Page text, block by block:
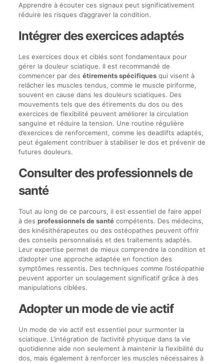
Apprendre à écouter ces signaux peut significativement
réduire les risques d’aggraver la condition.
Intégrer des exercices adaptés
Les exercices doux et ciblés sont fondamentaux pour
gérer la douleur sciatique. Il est recommandé de
commencer par des étirements spécifiquesqui visent à
relâcher les muscles tendus, comme le muscle piriforme,
souvent en cause dans les douleurs sciatiques. Des
mouvements tels que des étirements du dos ou des
exercices de flexibilité peuvent améliorer la circulation
sanguine et réduire la tension. Une routine régulière
d’exercices de renforcement, comme les deadlifts adaptés,
peut également contribuer à stabiliser le dos et prévenir de
futures douleurs.
Consulter des professionnels de
santé
Tout au long de ce parcours, il est essentiel de faire appel
à des professionnels de santécompétents. Des médecins,
des kinésithérapeutes ou des ostéopathes peuvent offrir
des conseils personnalisés et des traitements adaptés.
Leur expertise permet de mieux comprendre la condition et
d’adopter une approche adaptée en fonction des
symptômes ressentis. Des techniques comme l’ostéopathie
peuvent apporter un soulagement significatif grâce à des
manipulations ciblées.
Adopter un mode de vie actif
Un mode de vie actif est essentiel pour surmonter la
sciatique. L’intégration de l’activité physique dans la vie
quotidienne aide non seulement à maintenir la flexibilité du
dos, mais également à renforcer les muscles nécessaires à